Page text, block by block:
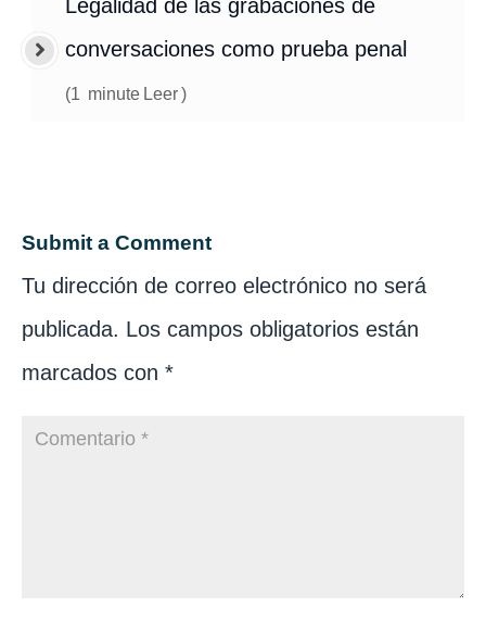
Legalidad de las grabaciones de
conversaciones como prueba penal
(1 minute Leer)
Submit a Comment
Tu dirección de correo electrónico no será
publicada. Los campos obligatorios están
marcados con *